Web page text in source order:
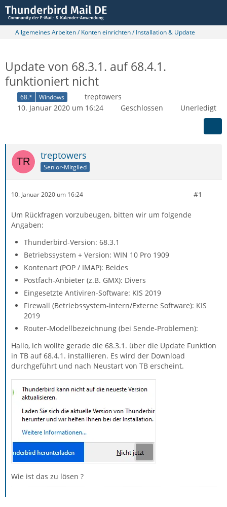
Allgemeines Arbeiten / Konten einrichten / Installation & Update
Update von 68.3.1. auf 68.4.1.
funktioniert nicht
68.* Windows
treptowers
10. Januar 2020 um 16:24
Geschlossen Unerledigt
treptowers
Senior-Mitglied
10. Januar 2020 um 16:24 #1
Um Rückfragen vorzubeugen, bitten wir um folgende
Angaben:
Thunderbird-Version: 68.3.1
Betriebssystem + Version: WIN 10 Pro 1909
Kontenart (POP / IMAP): Beides
Postfach-Anbieter (z.B. GMX): Divers
Eingesetzte Antiviren-Software: KIS 2019
Firewall (Betriebssystem-intern/Externe Software): KIS
2019
Router-Modellbezeichnung (bei Sende-Problemen):
Hallo, ich wollte gerade die 68.3.1. über die Update Funktion
in TB auf 68.4.1. installieren. Es wird der Download
durchgeführt und nach Neustart von TB erscheint.
Wie ist das zu lösen ?